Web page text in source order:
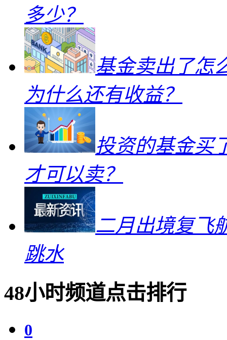
多少？
基金卖出了怎
为什么还有收益？
投资的基金买
才可以卖？
二月出境复飞
跳水
48小时频道点击排行
0